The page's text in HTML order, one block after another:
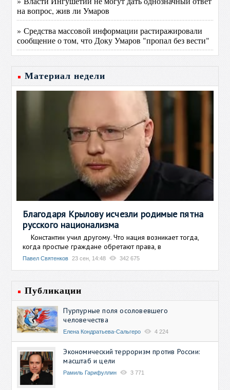
на вопрос, жив ли Умаров
» Средства массовой информации растиражировали
сообщение о том, что Доку Умаров "пропал без вести"
Материал недели
Благодаря Крылову исчезли родимые пятна
русского национализма
Константин учил другому. Что нация возникает тогда,
когда простые граждане обретают права, в
Павел Святенков 23 сен, 14:48 342 675
Публикации
Пурпурные поля осоловевшего
человечества
Елена Кондратьева-Сальгеро 4 224
Экономический терроризм против России:
масштаб и цели
Рамиль Гарифуллин 3 771